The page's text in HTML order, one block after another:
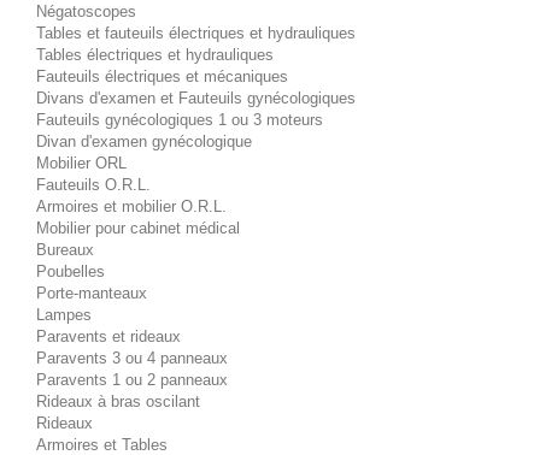
Négatoscopes
Tables et fauteuils électriques et hydrauliques
Tables électriques et hydrauliques
Fauteuils électriques et mécaniques
Divans d'examen et Fauteuils gynécologiques
Fauteuils gynécologiques 1 ou 3 moteurs
Divan d'examen gynécologique
Mobilier ORL
Fauteuils O.R.L.
Armoires et mobilier O.R.L.
Mobilier pour cabinet médical
Bureaux
Poubelles
Porte-manteaux
Lampes
Paravents et rideaux
Paravents 3 ou 4 panneaux
Paravents 1 ou 2 panneaux
Rideaux à bras oscilant
Rideaux
Armoires et Tables